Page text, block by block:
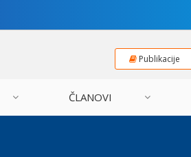
Publikacije
ČLANOVI